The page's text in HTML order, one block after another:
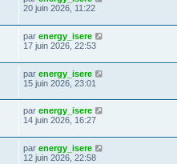
20 juin 2026, 11:22
par energy_isere
17 juin 2026, 22:53
par energy_isere
15 juin 2026, 23:01
par energy_isere
14 juin 2026, 16:27
par energy_isere
12 juin 2026, 22:58